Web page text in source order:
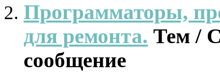
Программаторы,
для ремонта. Тем /
сообщение